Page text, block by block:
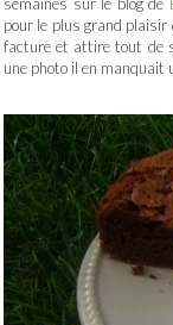
pour le plus grand
facture et attire tout de
une photo il en manquait